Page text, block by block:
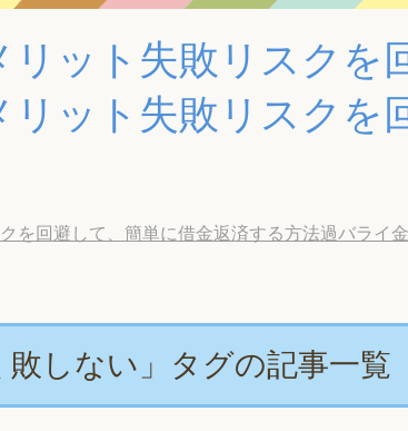
ット失敗リスクを
ット失敗リスクを
を回避して、簡単に借金返済する方法過バライ
しない」タグの記事一覧